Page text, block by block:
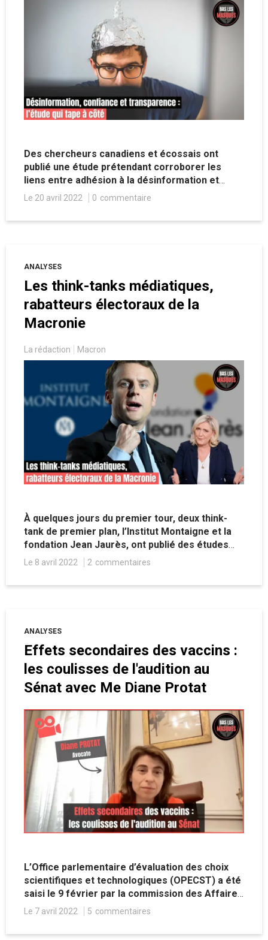
Des chercheurs canadiens et écossais ont
publié une étude prétendant corroborer les
liens entre adhésion à la désinformation et
méfiance vis-à-vis de la transparence du
gouvernement. Si l’hypothèse de départ n’a rien
de bien original, le raisonnement bancal des
Le 20 avril 2022 0 commentaire
ANALYSES
Les think-tanks médiatiques,
rabatteurs électoraux de la
Macronie
La rédaction Macron
À quelques jours du premier tour, deux think-
tank de premier plan, l’Institut Montaigne et la
fondation Jean Jaurès, ont publié des études
visant à expliquer les bienfaits du programme
d’Emmanuel Macron tout en tentant de
disqualifier celui de sa principale concurrente,
Le 8 avril 2022 2 commentaires
ANALYSES
Effets secondaires des vaccins :
les coulisses de l'audition au
Sénat avec Me Diane Protat
L’Office parlementaire d’évaluation des choix
scientifiques et technologiques (OPECST) a été
saisi le 9 février par la commission des Affaires
sociales du Sénat, afin de réaliser une étude sur
les effets secondaires des vaccins contre la
Covid-19. Me Diane Protat a été entendue en
Le 7 avril 2022 5 commentaires